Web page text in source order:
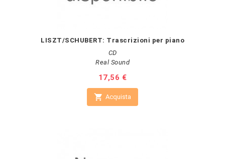
LISZT/SCHUBERT: Trascrizioni per piano
CD
Real Sound
Prezzo
17,56 €
 Acquista